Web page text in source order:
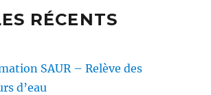
RÉCENTS
SAUR – Relève des
d’eau